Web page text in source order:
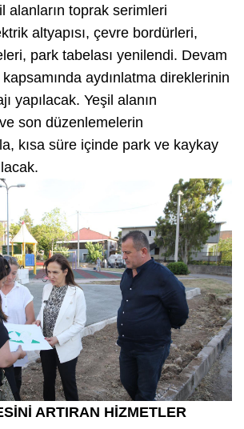
alanların toprak serimleri
altyapısı, çevre bordürleri,
park tabelası yenilendi. Devam
aydınlatma direklerinin
yapılacak. Yeşil alanın
son düzenlemelerin
kısa süre içinde park ve kaykay
ARTIRAN HİZMETLER